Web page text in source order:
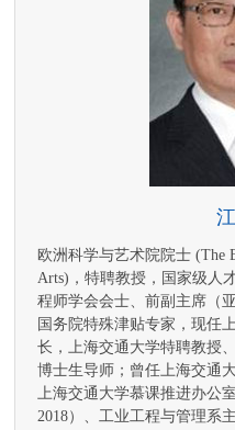
欧洲科学与艺术院院士 (The
Arts)，特聘教授，国家级人
程师学会会士、前副主席（
国务院特殊津贴专家，现任
长，上海交通大学特聘教授
博士生导师；曾任上海交通
上海交通大学慕课推进办公
2018）、工业工程与管理系